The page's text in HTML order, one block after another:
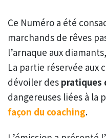
Ce Numéro a été
marchands de rêves
l’arnaque aux
La partie réservée aux
dévoiler des pratiques
dangereuses liées à la
façon du coaching.